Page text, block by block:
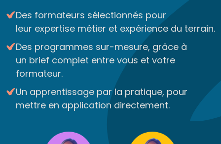
Des formateurs sélectionnés pour
leur expertise métier et expérience du terrain.
Des programmes sur-mesure, grâce à
un brief complet entre vous et votre
formateur.
Un apprentissage par la pratique, pour
mettre en application directement.